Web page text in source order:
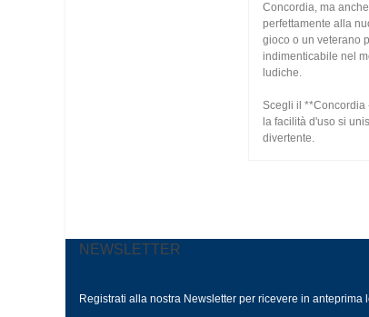
Concordia, ma
perfettamente alla
gioco o un veterano
indimenticabile nel
ludiche.
Scegli il **Concordia
la facilità d'uso si
divertente.
NEWSLETTER
Registrati alla nostra Newsletter per ricevere in anteprima